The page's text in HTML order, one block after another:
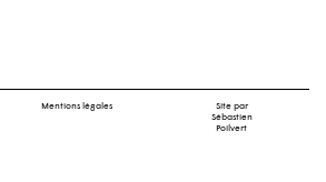
Mentions légales
Site par
Sébastien
Poilvert